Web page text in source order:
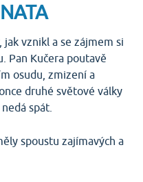
vznikl a se zájmem si
Pan Kučera poutavě
osudu, zmizení a
druhé světové války
spát.
spoustu zajímavých a